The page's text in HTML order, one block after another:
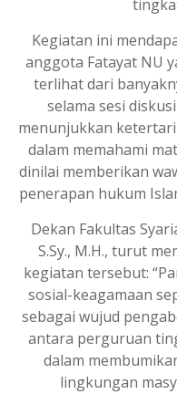
Kegiatan ini
anggota Fatayat NU
terlihat dari
selama sesi
menunjukkan
dalam memahami
dinilai memberikan
penerapan hukum
Dekan Fakultas
S.Sy., M.H., turut
kegiatan tersebut:
sosial-keagamaan
sebagai wujud
antara perguruan
dalam
lingkungan